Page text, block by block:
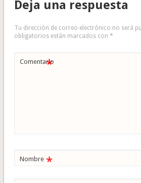
Deja una respuesta
Tu dirección de correo electrónico no será
obligatorios están marcados con *
Comentario
*
Nombre *